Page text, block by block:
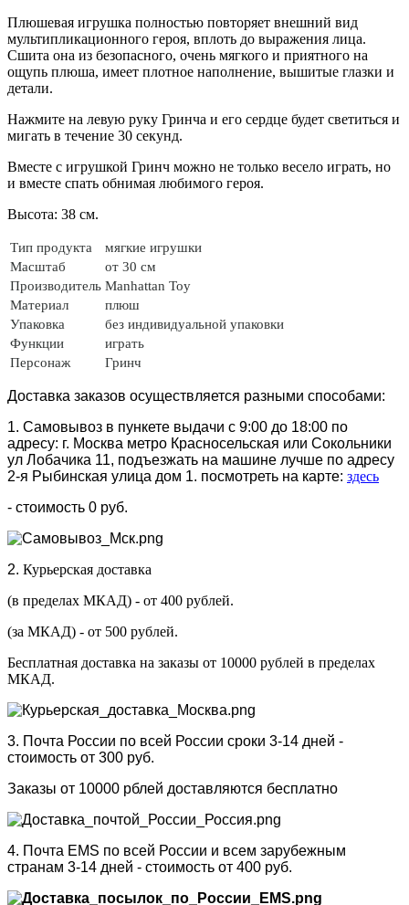
Плюшевая игрушка полностью повторяет внешний вид
мультипликационного героя, вплоть до выражения лица.
Сшита она из безопасного, очень мягкого и приятного на
ощупь плюша, имеет плотное наполнение, вышитые глазки и
детали.
Нажмите на левую руку Гринча и его сердце будет светиться и
мигать в течение 30 секунд.
Вместе с игрушкой Гринч можно не только весело играть, но
и вместе спать обнимая любимого героя.
Высота: 38 см.
Тип продукта
мягкие игрушки
Масштаб
от 30 см
Производитель Manhattan Toy
Материал
плюш
Упаковка
без индивидуальной упаковки
Функции
играть
Персонаж
Гринч
Доставка заказов осуществляется разными способами:
1. Самовывоз в пункете выдачи с 9:00 до 18:00 по
адресу: г. Москва метро Красносельская или Сокольники
ул Лобачика 11, подъезжать на машине лучше по адресу
2-я Рыбинская улица дом 1. посмотреть на карте: здесь
- стоимость 0 руб.
2. Курьерская доставка
(в пределах МКАД) - от 400 рублей.
(за МКАД) - от 500 рублей.
Бесплатная доставка на заказы от 10000 рублей в пределах
МКАД.
3. Почта России по всей России сроки 3-14 дней -
стоимость от 300 руб.
Заказы от 10000 рблей доставляются бесплатно
4. Почта EMS по всей России и всем зарубежным
странам 3-14 дней - стоимость от 400 руб.